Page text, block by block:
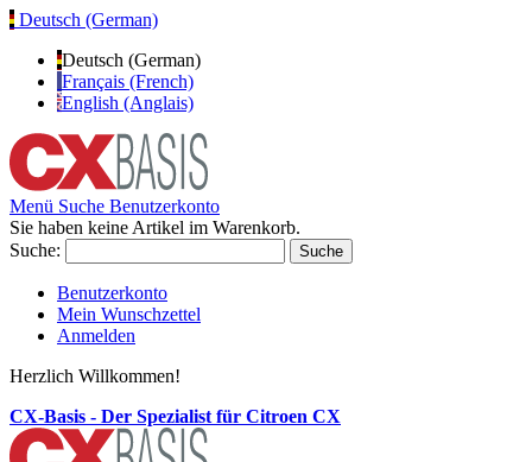
Deutsch (German)
Deutsch (German)
Français (French)
English (Anglais)
Menü Suche Benutzerkonto
Sie haben keine Artikel im Warenkorb.
Suche:
Suche
Benutzerkonto
Mein Wunschzettel
Anmelden
Herzlich Willkommen!
CX-Basis - Der Spezialist für Citroen CX